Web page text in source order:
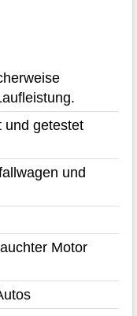
und getestet
und
Motor